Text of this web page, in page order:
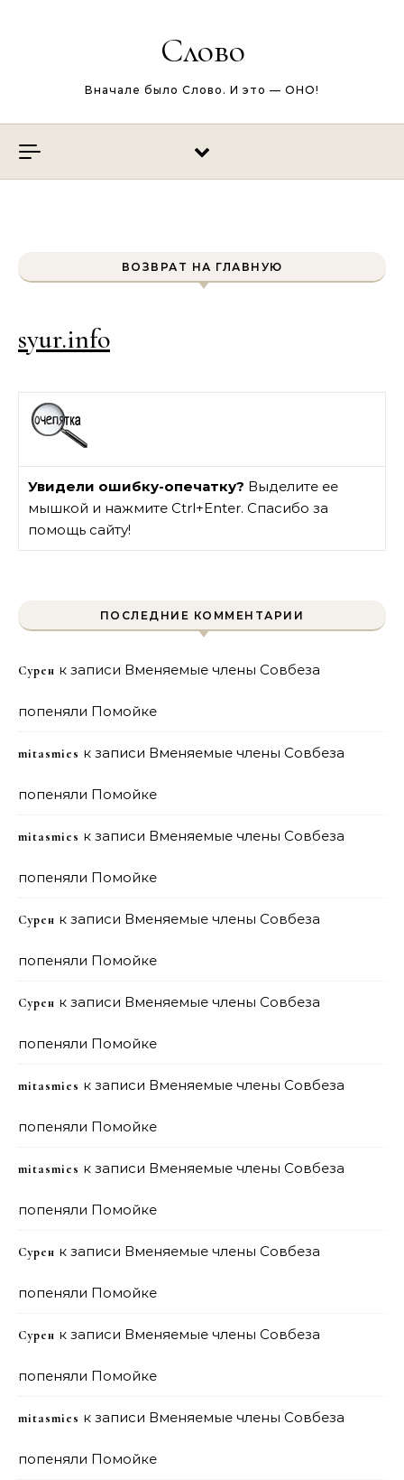
Слово
Вначале было Слово. И это — ОНО!
ВОЗВРАТ НА ГЛАВНУЮ
syur.info
Увидели ошибку-опечатку? Выделите ее
мышкой и нажмите Ctrl+Enter. Спасибо за
помощь сайту!
ПОСЛЕДНИЕ КОММЕНТАРИИ
Сурен к записи Вменяемые члены Совбеза
попеняли Помойке
mitasmies к записи Вменяемые члены Совбеза
попеняли Помойке
mitasmies к записи Вменяемые члены Совбеза
попеняли Помойке
Сурен к записи Вменяемые члены Совбеза
попеняли Помойке
Сурен к записи Вменяемые члены Совбеза
попеняли Помойке
mitasmies к записи Вменяемые члены Совбеза
попеняли Помойке
mitasmies к записи Вменяемые члены Совбеза
попеняли Помойке
Сурен к записи Вменяемые члены Совбеза
попеняли Помойке
Сурен к записи Вменяемые члены Совбеза
попеняли Помойке
mitasmies к записи Вменяемые члены Совбеза
попеняли Помойке